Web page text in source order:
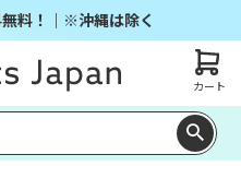
料！｜※沖縄は除く
カート
高
度順
ュー
キー
ワー
ドヒ